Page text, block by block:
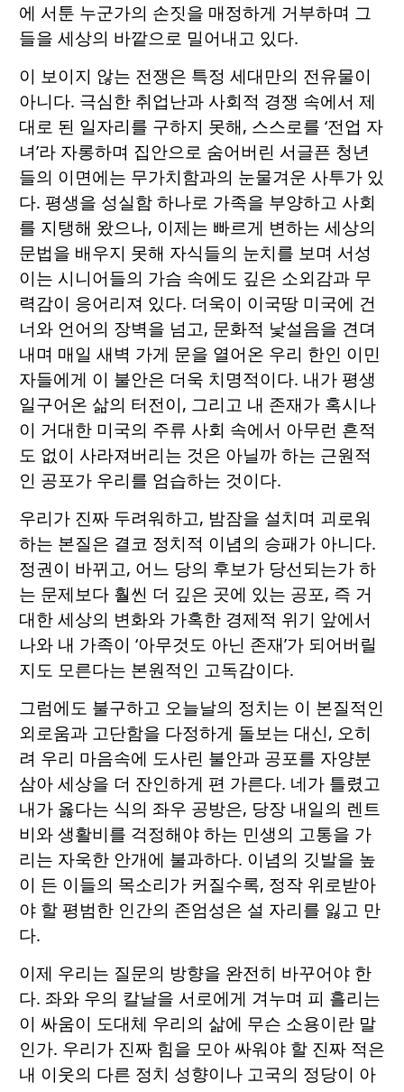
에 서툰 누군가의 손짓을 매정하게 거부하며 그
들을 세상의 바깥으로 밀어내고 있다.
이 보이지 않는 전쟁은 특정 세대만의 전유물이
아니다. 극심한 취업난과 사회적 경쟁 속에서 제
대로 된 일자리를 구하지 못해, 스스로를 ‘전업 자
녀’라 자롱하며 집안으로 숨어버린 서글픈 청년
들의 이면에는 무가치함과의 눈물겨운 사투가 있
다. 평생을 성실함 하나로 가족을 부양하고 사회
를 지탱해 왔으나, 이제는 빠르게 변하는 세상의
문법을 배우지 못해 자식들의 눈치를 보며 서성
이는 시니어들의 가슴 속에도 깊은 소외감과 무
력감이 응어리져 있다. 더욱이 이국땅 미국에 건
너와 언어의 장벽을 넘고, 문화적 낯설음을 견뎌
내며 매일 새벽 가게 문을 열어온 우리 한인 이민
자들에게 이 불안은 더욱 치명적이다. 내가 평생
일구어온 삶의 터전이, 그리고 내 존재가 혹시나
이 거대한 미국의 주류 사회 속에서 아무런 흔적
도 없이 사라져버리는 것은 아닐까 하는 근원적
인 공포가 우리를 엄습하는 것이다.
우리가 진짜 두려워하고, 밤잠을 설치며 괴로워
하는 본질은 결코 정치적 이념의 승패가 아니다.
정권이 바뀌고, 어느 당의 후보가 당선되는가 하
는 문제보다 훨씬 더 깊은 곳에 있는 공포, 즉 거
대한 세상의 변화와 가혹한 경제적 위기 앞에서
나와 내 가족이 ‘아무것도 아닌 존재’가 되어버릴
지도 모른다는 본원적인 고독감이다.
그럼에도 불구하고 오늘날의 정치는 이 본질적인
외로움과 고단함을 다정하게 돌보는 대신, 오히
려 우리 마음속에 도사린 불안과 공포를 자양분
삼아 세상을 더 잔인하게 편 가른다. 네가 틀렸고
내가 옳다는 식의 좌우 공방은, 당장 내일의 렌트
비와 생활비를 걱정해야 하는 민생의 고통을 가
리는 자욱한 안개에 불과하다. 이념의 깃발을 높
이 든 이들의 목소리가 커질수록, 정작 위로받아
야 할 평범한 인간의 존엄성은 설 자리를 잃고 만
다.
이제 우리는 질문의 방향을 완전히 바꾸어야 한
다. 좌와 우의 칼날을 서로에게 겨누며 피 흘리는
이 싸움이 도대체 우리의 삶에 무슨 소용이란 말
인가. 우리가 진짜 힘을 모아 싸워야 할 진짜 적은
내 이웃의 다른 정치 성향이나 고국의 정당이 아